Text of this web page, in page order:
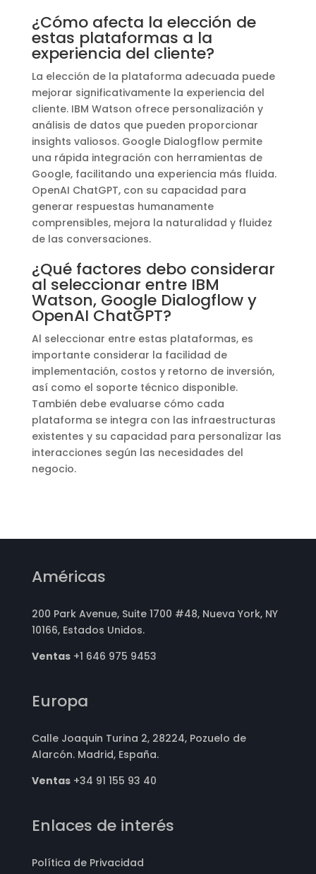
¿Cómo afecta la elección de
estas plataformas a la
experiencia del cliente?
La elección de la plataforma adecuada puede
mejorar significativamente la experiencia del
cliente. IBM Watson ofrece personalización y
análisis de datos que pueden proporcionar
insights valiosos. Google Dialogflow permite
una rápida integración con herramientas de
Google, facilitando una experiencia más fluida.
OpenAI ChatGPT, con su capacidad para
generar respuestas humanamente
comprensibles, mejora la naturalidad y fluidez
de las conversaciones.
¿Qué factores debo considerar
al seleccionar entre IBM
Watson, Google Dialogflow y
OpenAI ChatGPT?
Al seleccionar entre estas plataformas, es
importante considerar la facilidad de
implementación, costos y retorno de inversión,
así como el soporte técnico disponible.
También debe evaluarse cómo cada
plataforma se integra con las infraestructuras
existentes y su capacidad para personalizar las
interacciones según las necesidades del
negocio.
Américas
200 Park Avenue, Suite 1700 #48, Nueva York, NY
10166, Estados Unidos.
Ventas+1 646 975 9453
Europa
Calle Joaquin Turina 2, 28224, Pozuelo de
Alarcón. Madrid, España.
Ventas+34 91 155 93 40
Enlaces de interés
Política de Privacidad